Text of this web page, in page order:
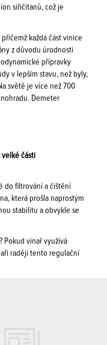
siřičitanů, což je
každá část vinice
z důvodu úrodnosti
přípravky
v lepším stavu, než byly,
světě je více než 700
Demeter
části
do filtrování a čištění
která prošla naprostým
stabilitu a obvykle se
Pokud vinař využívá
raději tento regulační